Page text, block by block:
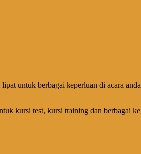
lipat untuk berbagai keperluan di acara
kursi test, kursi training dan berbagai